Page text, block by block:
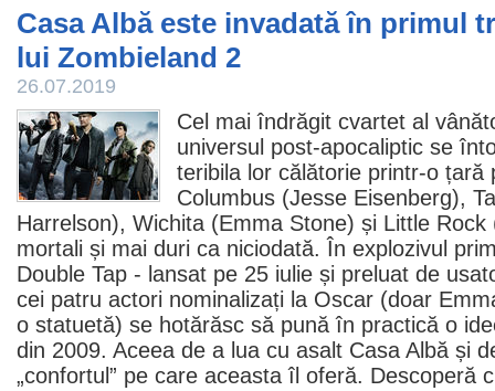
Casa Albă este invadată în primul
lui Zombieland 2
26.07.2019
Cel mai îndrăgit cvartet al
universul post-apocaliptic se
teribila lor călătorie printr-o țară
Columbus (Jesse Eisenberg),
Harrelson), Wichita (Emma Stone) și Little Rock
mortali și mai duri ca niciodată. În explozivul
Double Tap - lansat pe 25 iulie și preluat de
cei patru actori nominalizați la Oscar (doar
o statuetă) se hotărăsc să pună în practică o
din 2009. Aceea de a lua cu asalt Casa Albă și
„confortul” pe care aceasta îl oferă. Descoperă